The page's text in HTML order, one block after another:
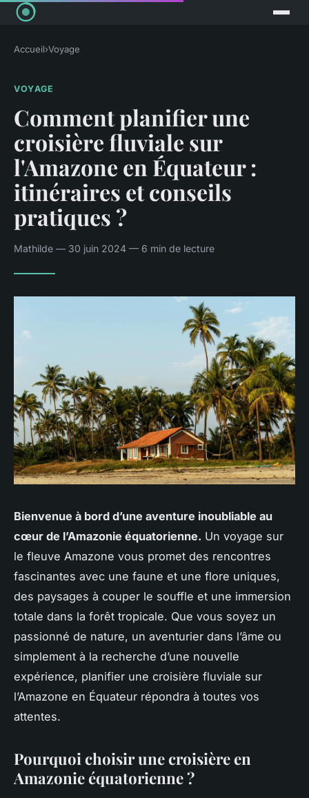
Accueil›Voyage
VOYAGE
Comment planifier une
croisière fluviale sur
l'Amazone en Équateur :
itinéraires et conseils
pratiques ?
Mathilde — 30 juin 2024 — 6 min de lecture
Bienvenue à bord d’une aventure inoubliable au
cœur de l’Amazonie équatorienne. Un voyage sur
le fleuve Amazone vous promet des rencontres
fascinantes avec une faune et une flore uniques,
des paysages à couper le souffle et une immersion
totale dans la forêt tropicale. Que vous soyez un
passionné de nature, un aventurier dans l’âme ou
simplement à la recherche d’une nouvelle
expérience, planifier une croisière fluviale sur
l’Amazone en Équateur répondra à toutes vos
attentes.
Pourquoi choisir une croisière en
Amazonie équatorienne ?